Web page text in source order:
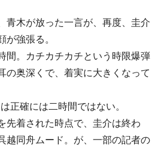
木が放った一言が、再度、圭介
が強張る。
間。カチカチカチという時限爆弾
の奥深くで、着実に大きくなって
正確には二時間ではない。
着された時点で、圭介は終わ
越同舟ムード。が、一部の記者の